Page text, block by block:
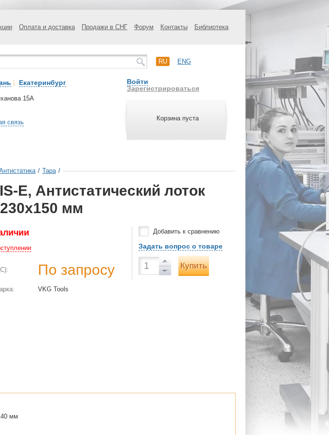
Оплата и доставка Продажи в СНГ Форум Контакты Библиотека
RU ENG
| Екатеринбург
15А
связь
Войти
Зарегистрироваться
Корзина пуста
/ Тара /
E, Антистатический лоток
мм
По запросу
VKG Tools
Добавить к сравнению
Задать вопрос о товаре
Купить
мм